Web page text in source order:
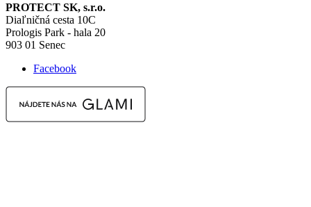
PROTECT SK, s.r.o.
Diaľničná cesta 10C
Prologis Park - hala 20
903 01 Senec
Facebook